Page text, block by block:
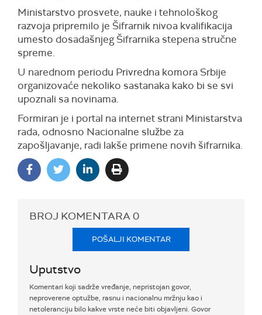
Ministarstvo prosvete, nauke i tehnološkog
razvoja pripremilo je Šifrarnik nivoa kvalifikacija
umesto dosadašnjeg Šifrarnika stepena stručne
spreme.
U narednom periodu Privredna komora Srbije
organizovaće nekoliko sastanaka kako bi se svi
upoznali sa novinama.
Formiran je i portal na internet strani Ministarstva
rada, odnosno Nacionalne službe za
zapošljavanje, radi lakše primene novih šifrarnika.
BROJ KOMENTARA0
POŠALJI KOMENTAR
Uputstvo
Komentari koji sadrže vređanje, nepristojan govor,
neproverene optužbe, rasnu i nacionalnu mržnju kao i
netoleranciju bilo kakve vrste neće biti objavljeni. Govor